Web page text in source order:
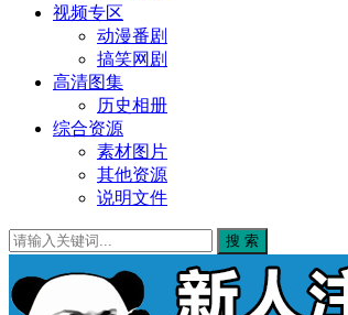
视频专区
动漫番剧
搞笑网剧
高清图集
历史相册
综合资源
素材图片
其他资源
说明文件
搜 索